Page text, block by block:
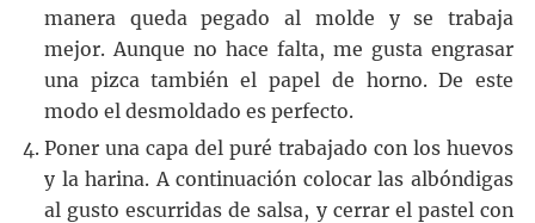
manera queda pegado al molde y se trabaja
mejor. Aunque no hace falta, me gusta engrasar
una pizca también el papel de horno. De este
modo el desmoldado es perfecto.
Poner una capa del puré trabajado con los huevos
y la harina. A continuación colocar las albóndigas
al gusto escurridas de salsa, y cerrar el pastel con